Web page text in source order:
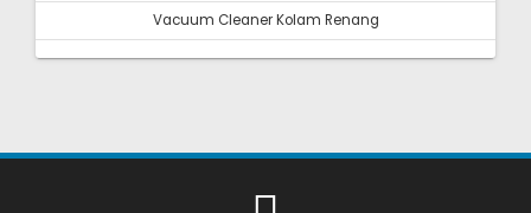
Vacuum Cleaner Kolam Renang